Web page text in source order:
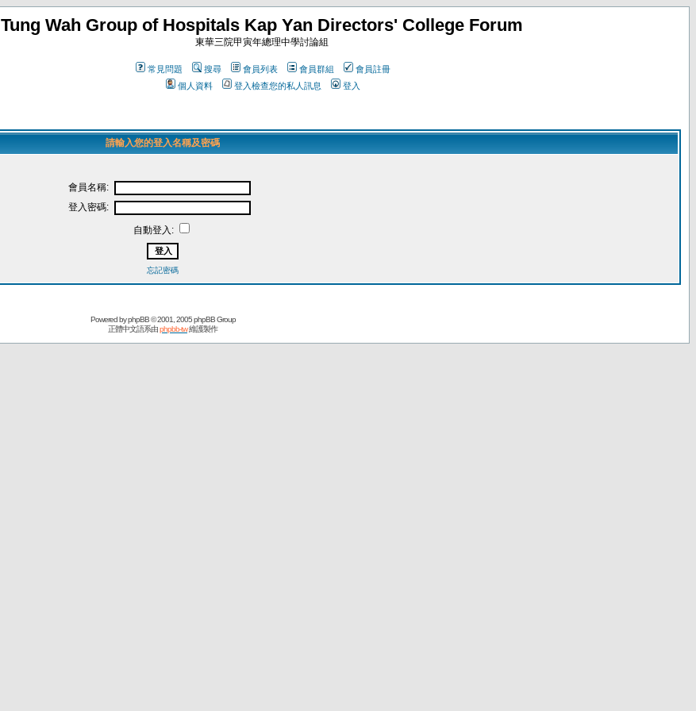
Tung Wah Group of Hospitals Kap Yan Directors' College Forum
東華三院甲寅年總理中學討論組
常見問題 搜尋 會員列表 會員群組
會員註冊
個人資料
登入檢查您的私人訊息 登入
請輸入您的登入名稱及密碼
會員名稱:
登入密碼:
自動登入:
忘記密碼
Powered byphpBB© 2001, 2005 phpBB Group
正體中文語系由phpbb-tw維護製作